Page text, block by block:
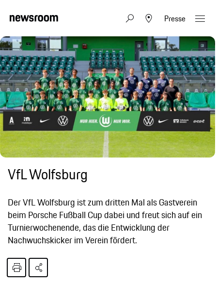
Presse
VfL Wolfsburg
Der VfL Wolfsburg ist zum dritten Mal als Gastverein
beim Porsche Fußball Cup dabei und freut sich auf ein
Turnierwochenende, das die Entwicklung der
Nachwuchskicker im Verein fördert.